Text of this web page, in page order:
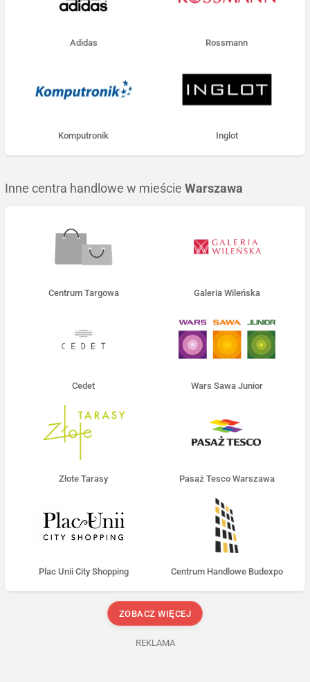
Adidas Rossmann
Komputronik Inglot
Inne centra handlowe w mieście Warszawa
Centrum Targowa Galeria Wileńska
Cedet Wars Sawa Junior
Złote Tarasy Pasaż Tesco Warszawa
Plac Unii City Shopping Centrum Handlowe Budexpo
ZOBACZ WIĘCEJ
REKLAMA